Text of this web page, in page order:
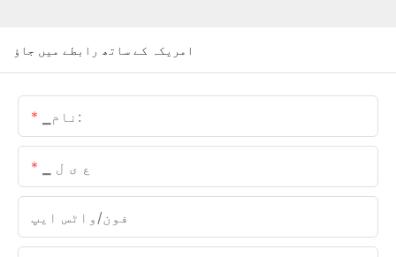
امریکہ کے ساتھ رابطے میں جاؤ
▁نام:
▁ ع ی ل
فون/واٹس ایپ